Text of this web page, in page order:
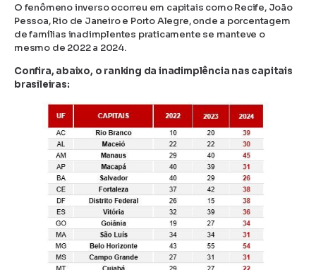
O fenômeno inverso ocorreu em capitais como Recife, João
Pessoa, Rio de Janeiro e Porto Alegre, onde a porcentagem
de famílias inadimplentes praticamente se manteve o
mesmo de 2022 a 2024.
Confira, abaixo, o ranking da inadimplência nas capitais
brasileiras: